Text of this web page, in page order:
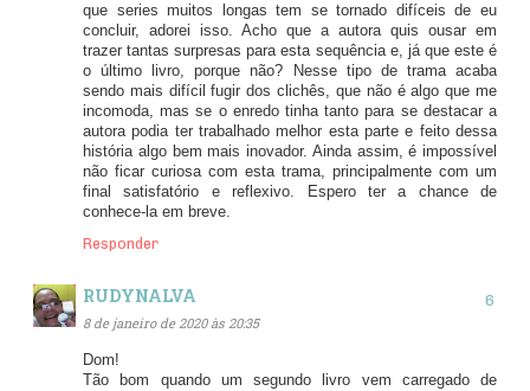
que series muitos longas tem se tornado difíceis de eu
concluir, adorei isso. Acho que a autora quis ousar em
trazer tantas surpresas para esta sequência e, já que este é
o último livro, porque não? Nesse tipo de trama acaba
sendo mais difícil fugir dos clichês, que não é algo que me
incomoda, mas se o enredo tinha tanto para se destacar a
autora podia ter trabalhado melhor esta parte e feito dessa
história algo bem mais inovador. Ainda assim, é impossível
não ficar curiosa com esta trama, principalmente com um
final satisfatório e reflexivo. Espero ter a chance de
conhece-la em breve.
Responder
RUDYNALVA
8 de janeiro de 2020 às 20:35
Dom!
Tão bom quando um segundo livro vem carregado de